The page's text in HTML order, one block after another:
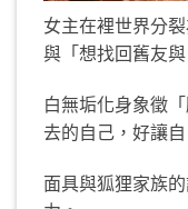
女主在裡世界分
與「想找回舊友
白無垢化身象徵
去的自己，好讓
面具與狐狸家族